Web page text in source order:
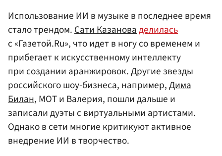
Использование ИИ в музыке в последнее время
стало трендом.Сати Казановаделилась
с «Газетой.Ru», что идет в ногу со временем и
прибегает к искусственному интеллекту
при создании аранжировок. Другие звезды
российского шоу-бизнеса, например,Дима
Билан, МОТ и Валерия, пошли дальше и
записали дуэты с виртуальными артистами.
Однако в сети многие критикуют активное
внедрение ИИ в творчество.